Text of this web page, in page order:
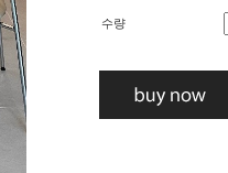
수량